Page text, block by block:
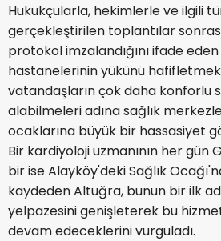
Hukukçularla, hekimlerle ve ilgili
gerçekleştirilen toplantılar
protokol imzalandığını ifade
hastanelerinin yükünü
vatandaşların çok daha konforlu
alabilmeleri adına sağlık
ocaklarına büyük bir hassasiyet
Bir kardiyoloji uzmanının her gün
bir ise Alayköy'deki Sağlık
kaydeden Altuğra, bunun bir ilk
yelpazesini genişleterek bu
devam edeceklerini vurguladı.